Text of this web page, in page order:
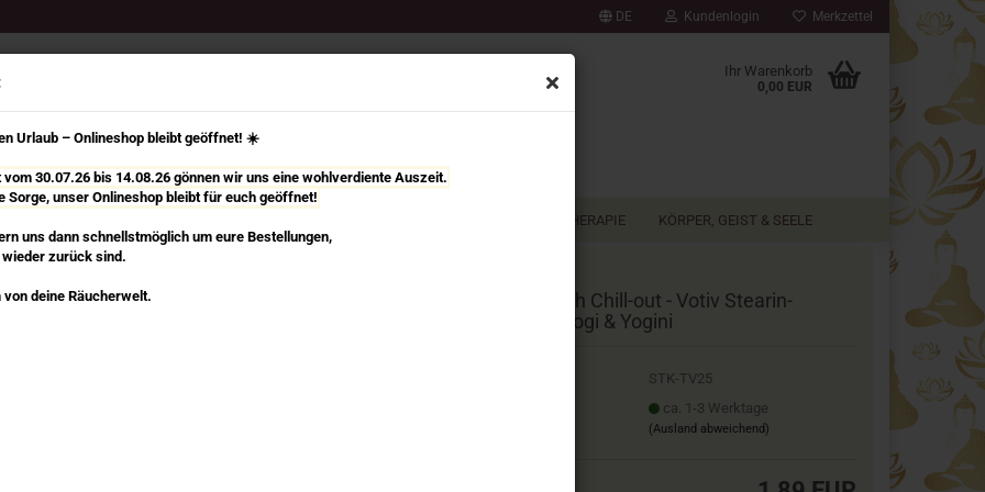
Urlaub – Onlineshop bleibt geöffnet! ☀️
vom 30.07.26 bis 14.08.26 gönnen wir uns eine wohlverdiente Auszeit.
Sorge, unser Onlineshop bleibt für euch geöffnet!
uns dann schnellstmöglich um eure Bestellungen,
zurück sind.
von deine Räucherwelt.
DE Kundenlogin Merkzettel
Ihr Warenkorb
0,00 EUR
AROMATHERAPIE KÖRPER, GEIST & SEELE
Stearinkerzen »
Mother Earth Chill-out - Votiv Stearin-
Duftkerze Yogi & Yogini
STK-TV25
ca. 1-3 Werktage
(Ausland abweichend)